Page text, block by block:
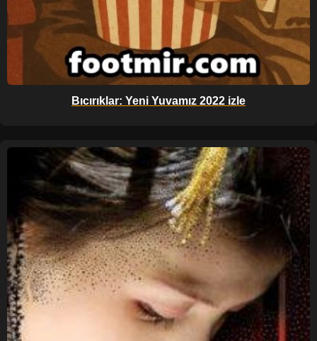
Bıcırıklar: Yeni Yuvamız 2022 izle